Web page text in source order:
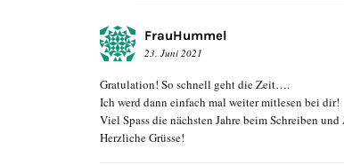
FrauHummel
23. Juni 2021
Gratulation! So schnell geht die Zeit….
Ich werd dann einfach mal weiter mitlesen bei dir!
Viel Spass die nächsten Jahre beim Schreiben
Herzliche Grüsse!